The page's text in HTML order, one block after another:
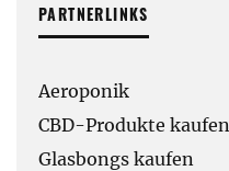
PARTNERLINKS
Aeroponik
CBD-Produkte kaufen
Glasbongs kaufen